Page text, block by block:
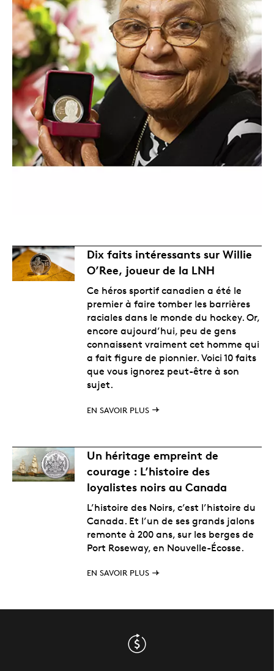
Dix faits intéressants sur Willie
O’Ree, joueur de la LNH
Ce héros sportif canadien a été le
premier à faire tomber les barrières
raciales dans le monde du hockey. Or,
encore aujourd’hui, peu de gens
connaissent vraiment cet homme qui
a fait figure de pionnier. Voici 10 faits
que vous ignorez peut-être à son
sujet.
EN SAVOIR PLUS
Un héritage empreint de
courage : L’histoire des
loyalistes noirs au Canada
L’histoire des Noirs, c’est l’histoire du
Canada. Et l’un de ses grands jalons
remonte à 200 ans, sur les berges de
Port Roseway, en Nouvelle-Écosse.
EN SAVOIR PLUS